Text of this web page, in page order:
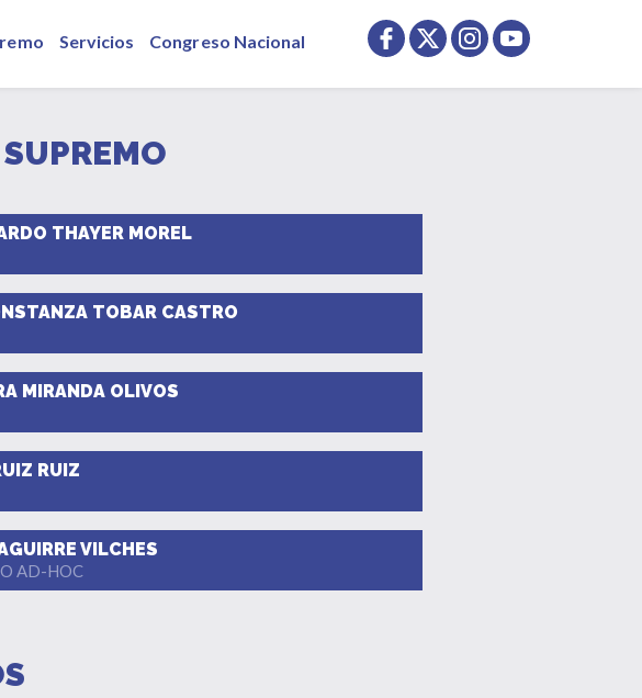
Servicios Congreso Nacional
THAYER MOREL
TOBAR CASTRO
MIRANDA OLIVOS
RUIZ
VILCHES
AD-HOC